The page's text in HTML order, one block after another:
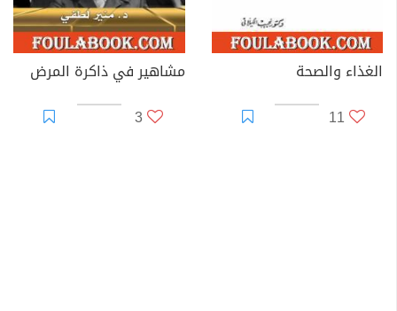
الغذاء والصحة
11
مشاهير في ذاكرة المرض
3